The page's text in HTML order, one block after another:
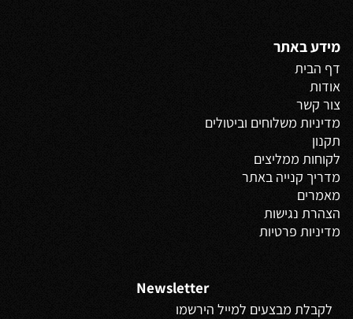
מידע באתר
דף הבית
אודות
צור קשר
מדיניות משלוחים וביטולים
תקנון
לקוחות ממליצים
מדריך קנייה באתר
מאמרים
הצהרת נגישות
מדיניות פרטיות
Newsletter
לקבלת מבצעים למייל הירשמו